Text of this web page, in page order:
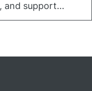
and support...